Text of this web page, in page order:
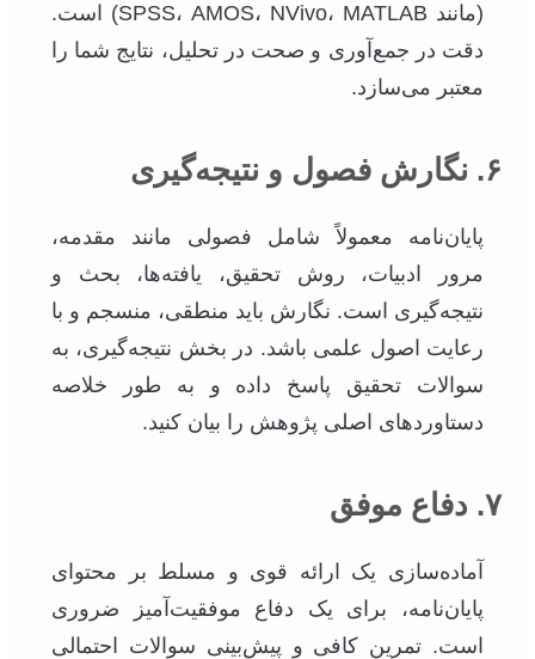
(مانند SPSS، AMOS، NVivo، MATLAB) است.
دقت در جمع‌آوری و صحت در تحلیل، نتایج شما را
معتبر می‌سازد.
۶. نگارش فصول و نتیجه‌گیری
پایان‌نامه معمولاً شامل فصولی مانند مقدمه،
مرور ادبیات، روش تحقیق، یافته‌ها، بحث و
نتیجه‌گیری است. نگارش باید منطقی، منسجم و با
رعایت اصول علمی باشد. در بخش نتیجه‌گیری، به
سوالات تحقیق پاسخ داده و به طور خلاصه
دستاوردهای اصلی پژوهش را بیان کنید.
۷. دفاع موفق
آماده‌سازی یک ارائه قوی و مسلط بر محتوای
پایان‌نامه، برای یک دفاع موفقیت‌آمیز ضروری
است. تمرین کافی و پیش‌بینی سوالات احتمالی